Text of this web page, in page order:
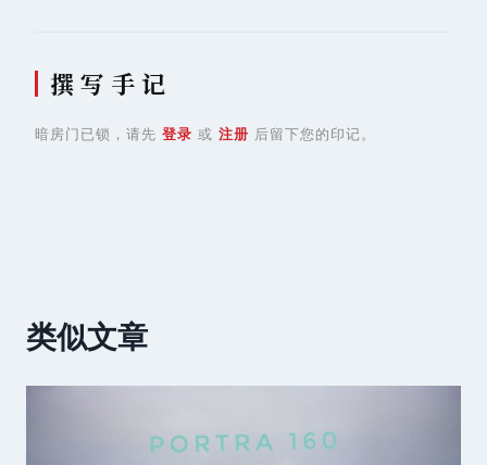
撰 写 手 记
暗房门已锁，请先 登录 或 注册 后留下您的印记。
类似文章